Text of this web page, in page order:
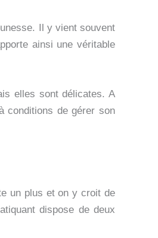
Il y vient souvent
ainsi une véritable
elles sont délicates. A
conditions de gérer son
un plus et on y croit de
dispose de deux